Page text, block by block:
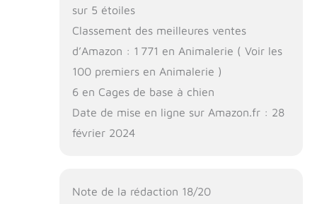
sur 5 étoiles
Classement des meilleures ventes
d’Amazon : 1 771 en Animalerie ( Voir les
100 premiers en Animalerie )
6 en Cages de base à chien
Date de mise en ligne sur Amazon.fr : 28
février 2024
Note de la rédaction 18/20